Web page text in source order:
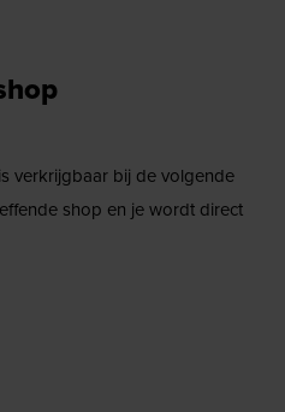
is verkrijgbaar bij de volgende
shop en je wordt direct